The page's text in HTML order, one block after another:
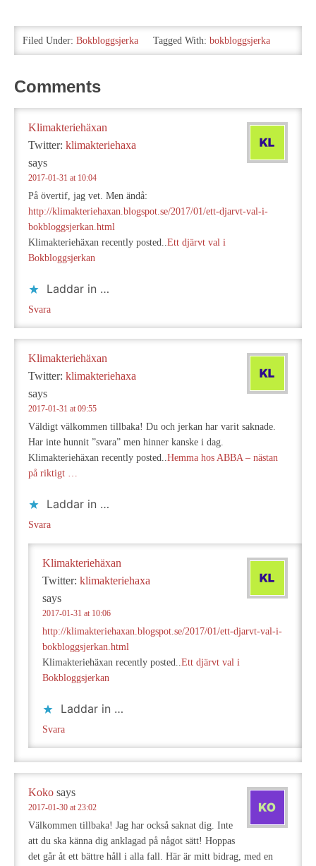
…
Filed Under: Bokbloggsjerka Tagged With: bokbloggsjerka
Comments
Klimakteriehäxan
Twitter: klimakteriehaxa
says
2017-01-31 at 10:04
På övertif, jag vet. Men ändå:
http://klimakteriehaxan.blogspot.se/2017/01/ett-djarvt-val-i-
bokbloggsjerkan.html
Klimakteriehäxan recently posted..Ett djärvt val i
Bokbloggsjerkan
Laddar in …
Svara
Klimakteriehäxan
Twitter: klimakteriehaxa
says
2017-01-31 at 09:55
Väldigt välkommen tillbaka! Du och jerkan har varit saknade.
Har inte hunnit ”svara” men hinner kanske i dag.
Klimakteriehäxan recently posted..Hemma hos ABBA – nästan
på riktigt …
Laddar in …
Svara
Klimakteriehäxan
Twitter: klimakteriehaxa
says
2017-01-31 at 10:06
http://klimakteriehaxan.blogspot.se/2017/01/ett-djarvt-val-i-
bokbloggsjerkan.html
Klimakteriehäxan recently posted..Ett djärvt val i
Bokbloggsjerkan
Laddar in …
Svara
Koko says
2017-01-30 at 23:02
Välkommen tillbaka! Jag har också saknat dig. Inte
att du ska känna dig anklagad på något sätt! Hoppas
det går åt ett bättre håll i alla fall. Här är mitt bidrag, med en